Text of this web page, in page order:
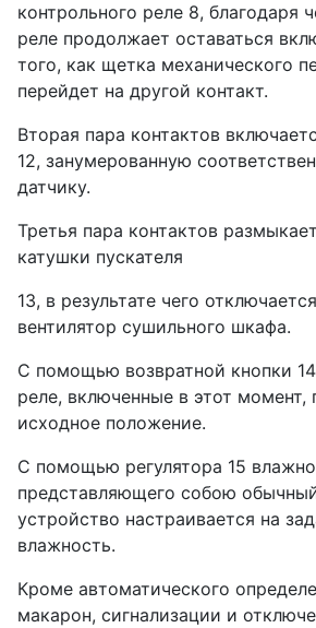
контрольного реле 8, благодаря
реле продолжает оставаться
того, как щетка механического
перейдет на другой контакт.
Вторая пара контактов
12, занумерованную
датчику.
Третья пара контактов
катушки пускателя
13, в результате чего
вентилятор сушильного шкафа.
С помощью возвратной кнопки
реле, включенные в этот момент,
исходное положение.
С помощью регулятора 15
представляющего собою
устройство настраивается на
влажность.
Кроме автоматического
макарон, сигнализации и